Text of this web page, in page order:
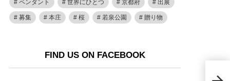
で
ペンダント 世界にひとつ 京都府 出展
募集 本庄 桜 若泉公園 贈り物
FIND US ON FACEBOOK